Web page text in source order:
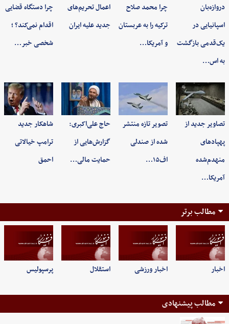
دروازه‌بان
اسپانیایی در
یک‌قدمی بازگشت
به اس…
چرا محمد صلاح
ترکیه را به عربستان
و آمریکا…
اعمال تحریم‌های
جدید علیه ایران
چرا دستگاه قضایی
اقدام نمی‌کند؟ ؛
شخصی خبر…
تصاویر جدید از
پهپادهای
منهدم‌شده
آمریکا…
تصویر تازه منتشر
شده از صندلی
اف۱۵…
حاج علی‌اکبری:
گزارش‌هایی از
حمایت مالی…
شاهکار جدید
ترامپ خیالاتی
احمق
مطالب برتر
اخبار اخبار ورزشی استقلال پرسپولیس
مطالب پیشنهادی